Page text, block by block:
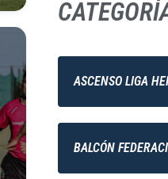
ASCENSO LIGA
BALCÓN